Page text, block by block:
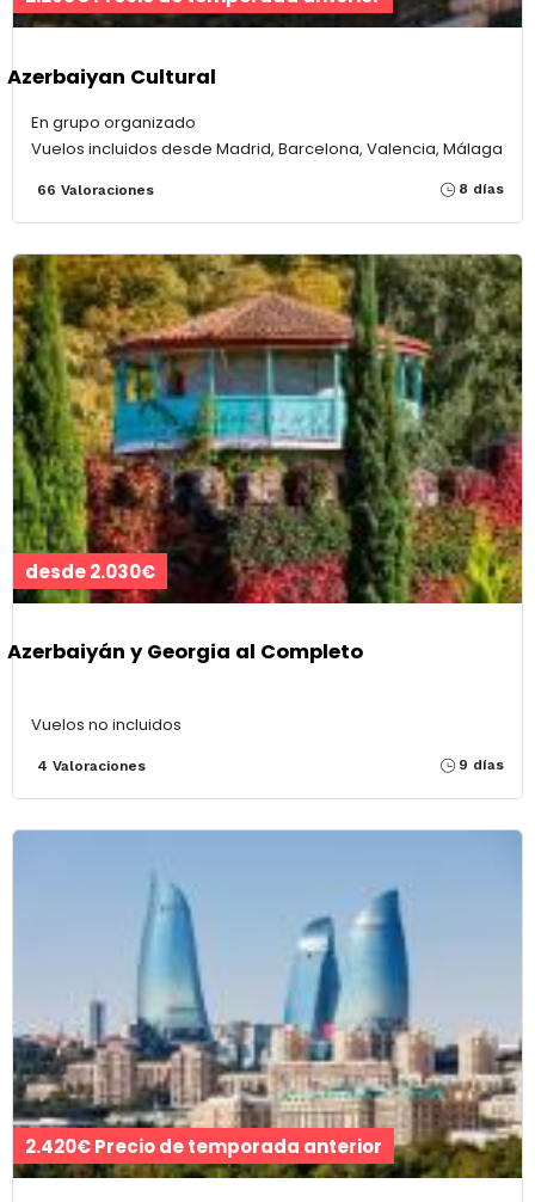
Azerbaiyan Cultural
En grupo organizado
Vuelos incluidos desde Madrid, Barcelona, Valencia, Málaga
66 Valoraciones 8 días
desde 2.030€
Azerbaiyán y Georgia al Completo
Vuelos no incluidos
4 Valoraciones 9 días
2.420€ Precio de temporada anterior